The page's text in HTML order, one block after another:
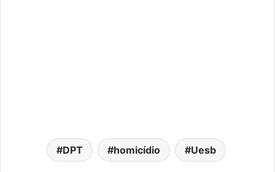
DPT homicídio Uesb